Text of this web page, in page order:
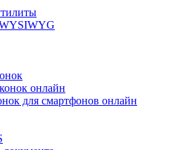
онлайн
для смартфонов онлайн